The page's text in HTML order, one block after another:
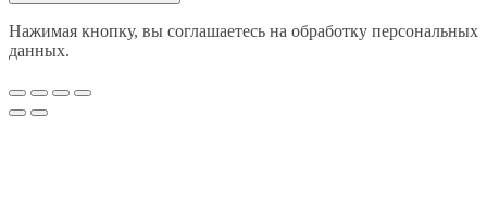
Нажимая кнопку, вы соглашаетесь на обработку персональных
данных.